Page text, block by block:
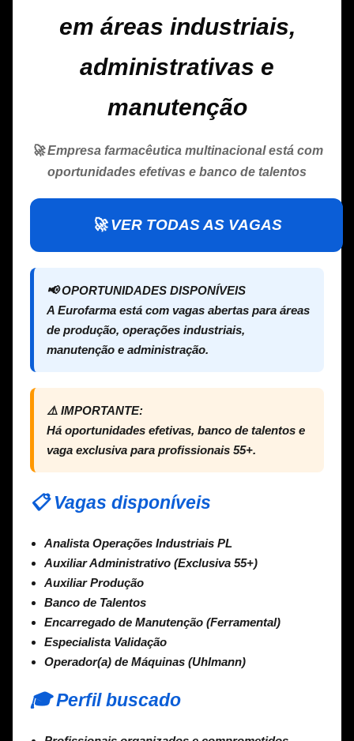
em áreas industriais,
administrativas e
manutenção
🚀 Empresa farmacêutica multinacional está com
oportunidades efetivas e banco de talentos
🚀 VER TODAS AS VAGAS
📢 OPORTUNIDADES DISPONÍVEIS
A Eurofarma está com vagas abertas para áreas
de produção, operações industriais,
manutenção e administração.
⚠️ IMPORTANTE:
Há oportunidades efetivas, banco de talentos e
vaga exclusiva para profissionais 55+.
📋 Vagas disponíveis
Analista Operações Industriais PL
Auxiliar Administrativo (Exclusiva 55+)
Auxiliar Produção
Banco de Talentos
Encarregado de Manutenção (Ferramental)
Especialista Validação
Operador(a) de Máquinas (Uhlmann)
🎓 Perfil buscado